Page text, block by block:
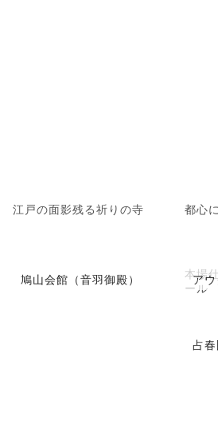
江戸の面影残る祈りの寺 都心
鳩山会館（音羽御殿） ア
本場
ール
占